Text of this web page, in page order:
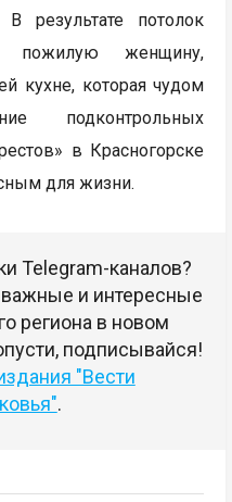
результате потолок
пожилую женщину,
кухне, которая чудом
подконтрольных
в Красногорске
для жизни.
Telegram-каналов?
и интересные
региона в новом
подписывайся!
"Вести
.